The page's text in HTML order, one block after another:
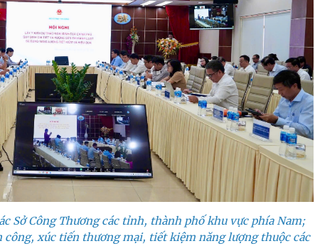
Sở Công Thương các tỉnh, thành phố khu vực phía Nam;
công, xúc tiến thương mại, tiết kiệm năng lượng thuộc các